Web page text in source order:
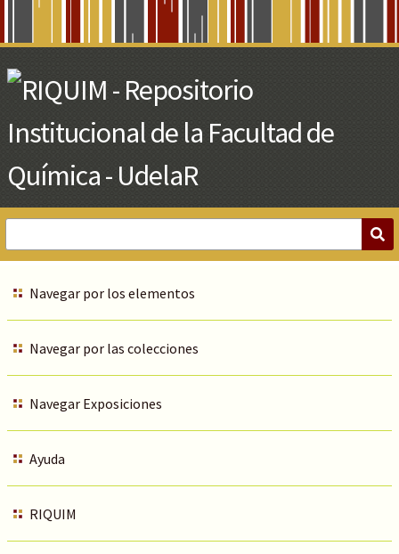
Main
Content
Navegar por los elementos
Navegar por las colecciones
Navegar Exposiciones
Ayuda
RIQUIM